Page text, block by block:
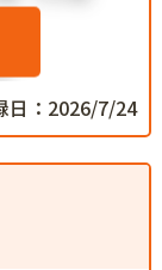
日：2026/7/24